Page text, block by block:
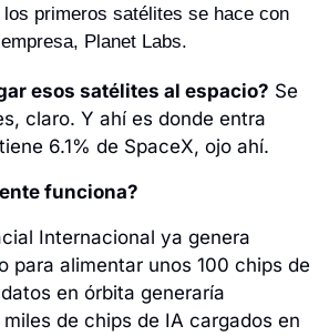
primeros satélites se hace con
Planet Labs.
esos satélites al espacio? Se
claro. Y ahí es donde entra
6.1% de SpaceX, ojo ahí.
funciona?
Internacional ya genera
para alimentar unos 100 chips de
en órbita generaría
de chips de IA cargados en